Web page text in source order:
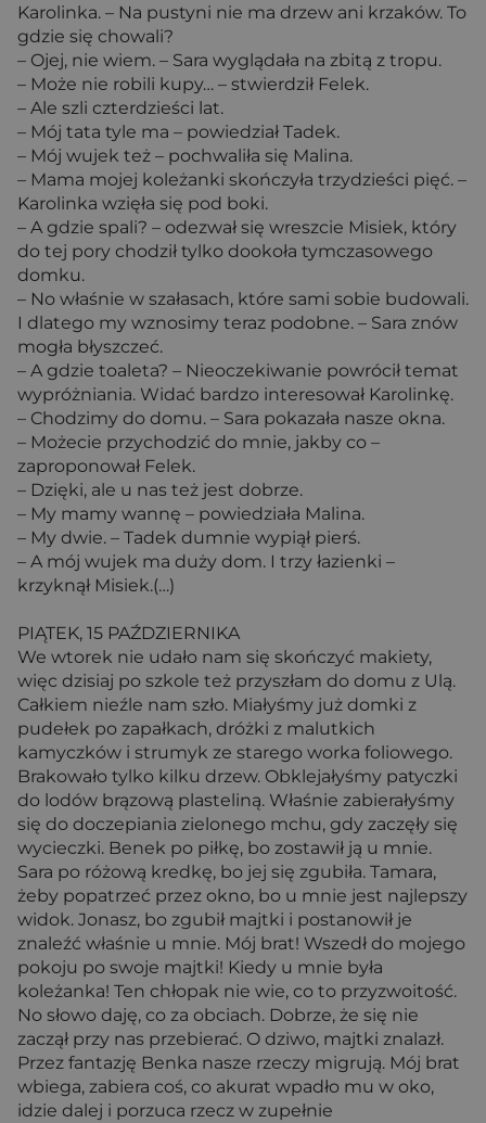
Karolinka. – Na pustyni nie ma drzew ani krzaków. To
gdzie się chowali?
– Ojej, nie wiem. – Sara wyglądała na zbitą z tropu.
– Może nie robili kupy… – stwierdził Felek.
– Ale szli czterdzieści lat.
– Mój tata tyle ma – powiedział Tadek.
– Mój wujek też – pochwaliła się Malina.
– Mama mojej koleżanki skończyła trzydzieści pięć. –
Karolinka wzięła się pod boki.
– A gdzie spali? – odezwał się wreszcie Misiek, który
do tej pory chodził tylko dookoła tymczasowego
domku.
– No właśnie w szałasach, które sami sobie budowali.
I dlatego my wznosimy teraz podobne. – Sara znów
mogła błyszczeć.
– A gdzie toaleta? – Nieoczekiwanie powrócił temat
wypróżniania. Widać bardzo interesował Karolinkę.
– Chodzimy do domu. – Sara pokazała nasze okna.
– Możecie przychodzić do mnie, jakby co –
zaproponował Felek.
– Dzięki, ale u nas też jest dobrze.
– My mamy wannę – powiedziała Malina.
– My dwie. – Tadek dumnie wypiął pierś.
– A mój wujek ma duży dom. I trzy łazienki –
krzyknął Misiek.(…)
PIĄTEK, 15 PAŹDZIERNIKA
We wtorek nie udało nam się skończyć makiety,
więc dzisiaj po szkole też przyszłam do domu z Ulą.
Całkiem nieźle nam szło. Miałyśmy już domki z
pudełek po zapałkach, dróżki z malutkich
kamyczków i strumyk ze starego worka foliowego.
Brakowało tylko kilku drzew. Obklejałyśmy patyczki
do lodów brązową plasteliną. Właśnie zabierałyśmy
się do doczepiania zielonego mchu, gdy zaczęły się
wycieczki. Benek po piłkę, bo zostawił ją u mnie.
Sara po różową kredkę, bo jej się zgubiła. Tamara,
żeby popatrzeć przez okno, bo u mnie jest najlepszy
widok. Jonasz, bo zgubił majtki i postanowił je
znaleźć właśnie u mnie. Mój brat! Wszedł do mojego
pokoju po swoje majtki! Kiedy u mnie była
koleżanka! Ten chłopak nie wie, co to przyzwoitość.
No słowo daję, co za obciach. Dobrze, że się nie
zaczął przy nas przebierać. O dziwo, majtki znalazł.
Przez fantazję Benka nasze rzeczy migrują. Mój brat
wbiega, zabiera coś, co akurat wpadło mu w oko,
idzie dalej i porzuca rzecz w zupełnie